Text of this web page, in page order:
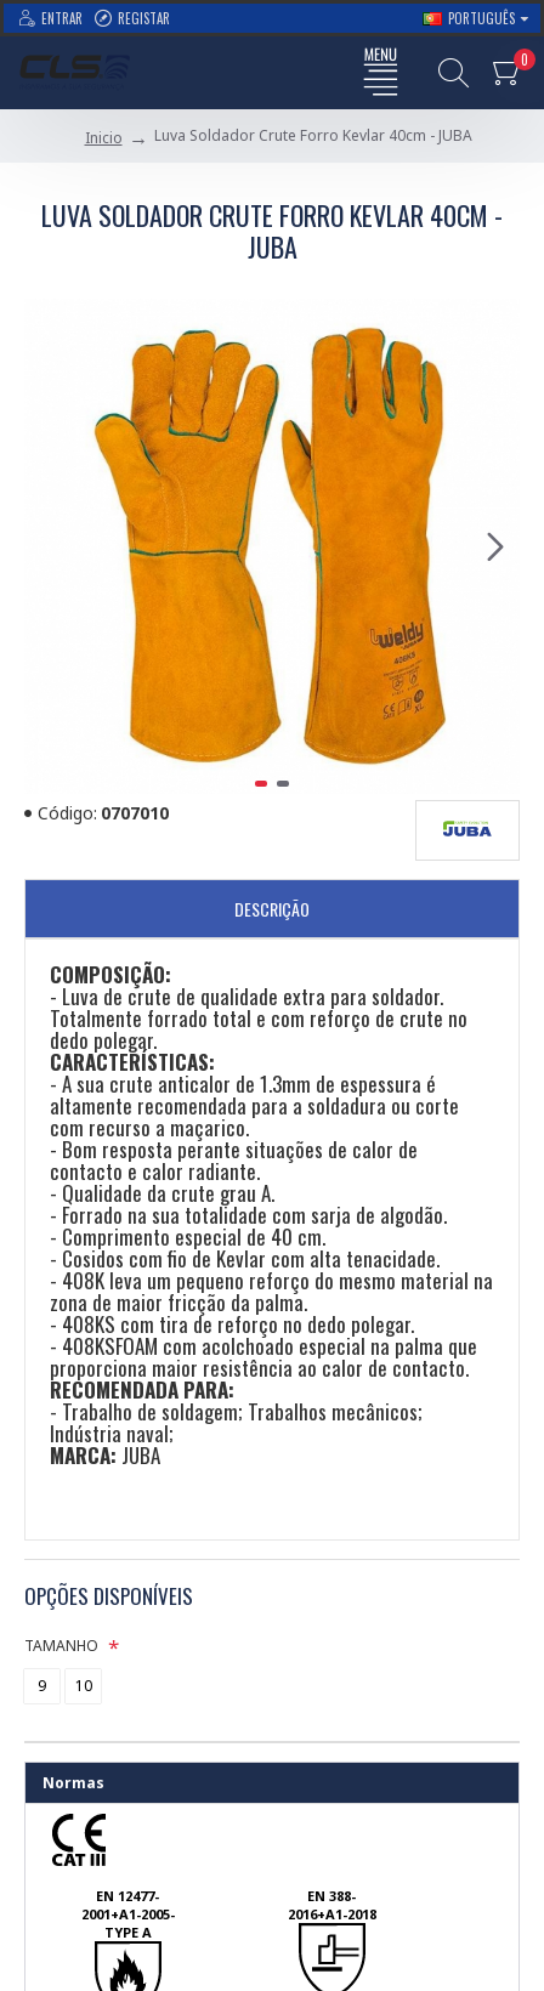
ENTRAR REGISTAR PORTUGUÊS
0
Inicio Luva Soldador Crute Forro Kevlar 40cm - JUBA
LUVA SOLDADOR CRUTE FORRO KEVLAR 40CM -
JUBA
Código: 0707010
DESCRIÇÃO
COMPOSIÇÃO:
- Luva de crute de qualidade extra para soldador.
Totalmente forrado total e com reforço de crute no
dedo polegar.
CARACTERÍSTICAS:
- A sua crute anticalor de 1.3mm de espessura é
altamente recomendada para a soldadura ou corte
com recurso a maçarico.
- Bom resposta perante situações de calor de
contacto e calor radiante.
- Qualidade da crute grau A.
- Forrado na sua totalidade com sarja de algodão.
- Comprimento especial de 40 cm.
- Cosidos com fio de Kevlar com alta tenacidade.
- 408K leva um pequeno reforço do mesmo material na
zona de maior fricção da palma.
- 408KS com tira de reforço no dedo polegar.
- 408KSFOAM com acolchoado especial na palma que
proporciona maior resistência ao calor de contacto.
RECOMENDADA PARA:
- Trabalho de soldagem; Trabalhos mecânicos;
Indústria naval;
MARCA: JUBA
OPÇÕES DISPONÍVEIS
TAMANHO
9
10
Normas
EN 12477-
2001+A1-2005-
TYPE A
EN 388-
2016+A1-2018